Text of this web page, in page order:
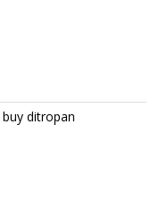
buy ditropan